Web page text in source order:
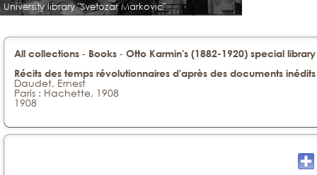
University library "Svetozar Markovic"
All collections - Books - Otto Karmin's (1882-1920) special
Récits des temps révolutionnaires d'après des documents
Daudet, Ernest
Paris : Hachette, 1908
1908